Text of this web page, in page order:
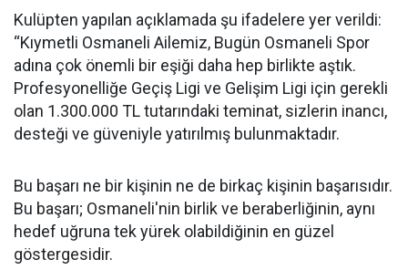
Kulüpten yapılan açıklamada şu ifadelere yer verildi:
“Kıymetli Osmaneli Ailemiz, Bugün Osmaneli Spor
adına çok önemli bir eşiği daha hep birlikte aştık.
Profesyonelliğe Geçiş Ligi ve Gelişim Ligi için gerekli
olan 1.300.000 TL tutarındaki teminat, sizlerin inancı,
desteği ve güveniyle yatırılmış bulunmaktadır.
Bu başarı ne bir kişinin ne de birkaç kişinin başarısıdır.
Bu başarı; Osmaneli'nin birlik ve beraberliğinin, aynı
hedef uğruna tek yürek olabildiğinin en güzel
göstergesidir.